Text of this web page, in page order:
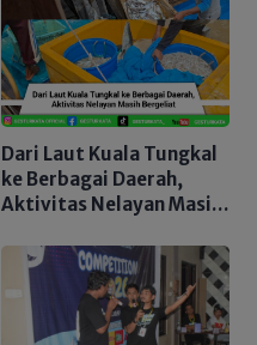
Dari Laut Kuala Tungkal
ke Berbagai Daerah,
Aktivitas Nelayan Masih